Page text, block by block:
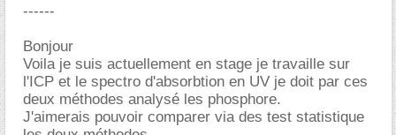
------
Bonjour
Voila je suis actuellement en stage je travaille sur
l'ICP et le spectro d'absorbtion en UV je doit par ces
deux méthodes analysé les phosphore.
J'aimerais pouvoir comparer via des test statistique